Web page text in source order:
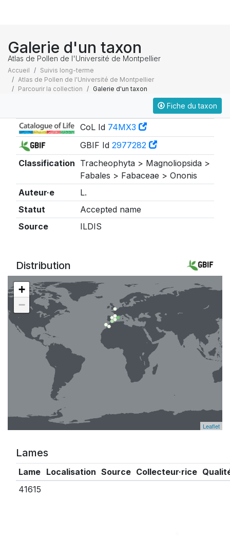
Galerie d'un taxon
Atlas de Pollen de l'Université de Montpellier
Accueil
Suivis long-terme
Atlas de Pollen de l'Université de Montpellier
Parcourir la collection
Galerie d'un taxon
Fiche du taxon
CoL Id 74MX3
GBIF Id 2977282
Classification Tracheophyta > Magnoliopsida >
Fabales > Fabaceae > Ononis
Auteur·e
L.
Statut
Accepted name
Source
ILDIS
Distribution
+
−
Leaflet
Lames
Lame Localisation Source Collecteur·rice
41615